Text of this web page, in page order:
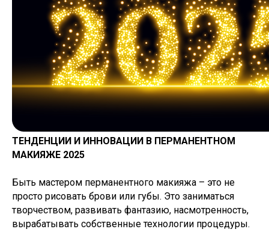
ТЕНДЕНЦИИ И ИННОВАЦИИ В ПЕРМАНЕНТНОМ
МАКИЯЖЕ 2025
Быть мастером перманентного макияжа – это не
просто рисовать брови или губы. Это заниматься
творчеством, развивать фантазию, насмотренность,
вырабатывать собственные технологии процедуры.